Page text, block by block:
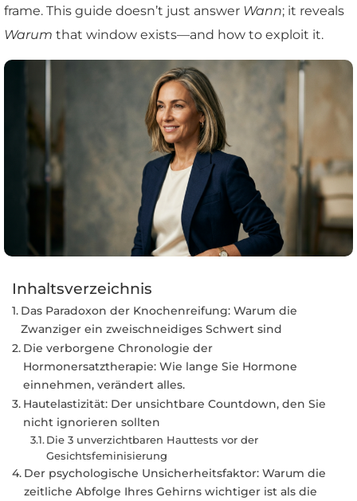
frame. This guide doesn’t just answer Wann; it reveals
Warum that window exists—and how to exploit it.
Inhaltsverzeichnis
Das Paradoxon der Knochenreifung: Warum die
Zwanziger ein zweischneidiges Schwert sind
Die verborgene Chronologie der
Hormonersatztherapie: Wie lange Sie Hormone
einnehmen, verändert alles.
Hautelastizität: Der unsichtbare Countdown, den Sie
nicht ignorieren sollten
Die 3 unverzichtbaren Hauttests vor der
Gesichtsfeminisierung
Der psychologische Unsicherheitsfaktor: Warum die
zeitliche Abfolge Ihres Gehirns wichtiger ist als die